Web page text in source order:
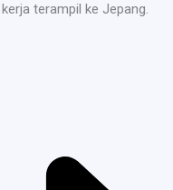
terampil ke Jepang.